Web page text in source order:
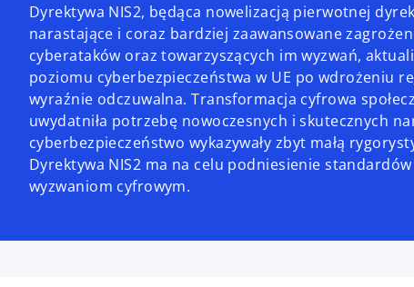
Dyrektywa NIS2, będąca nowelizacją pierwotnej
narastające i coraz bardziej zaawansowane
cyberataków oraz towarzyszących im wyzwań,
poziomu cyberbezpieczeństwa w UE po wdrożeniu
wyraźnie odczuwalna. Transformacja cyfrowa
uwydatniła potrzebę nowoczesnych i skutecznych
cyberbezpieczeństwo wykazywały zbyt małą
Dyrektywa NIS2 ma na celu podniesienie
wyzwaniom cyfrowym.